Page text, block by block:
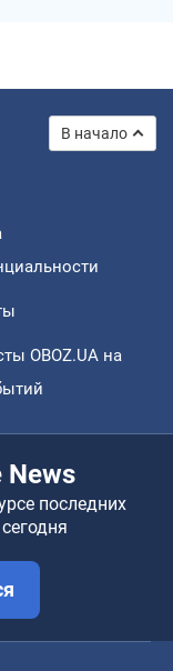
В начало
OBOZ.UA на
News
последних